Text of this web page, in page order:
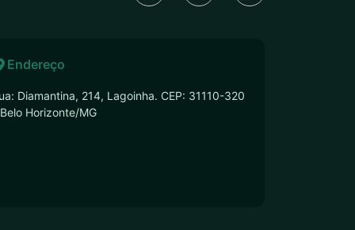
Endereço
Diamantina, 214, Lagoinha. CEP: 31110-320
Horizonte/MG